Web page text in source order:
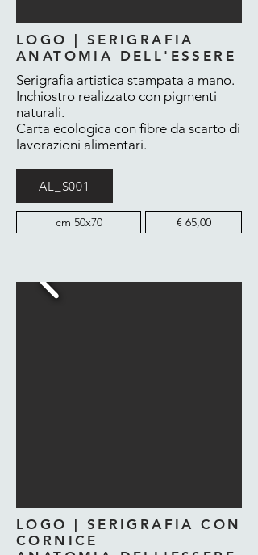
LOGO | SERIGRAFIA
ANATOMIA DELL'ESSERE
Serigrafia artistica stampata a mano.
Inchiostro realizzato con pigmenti
naturali.
Carta ecologica con fibre da scarto di
lavorazioni alimentari.
AL_S001
cm 50x70 € 65,00
LOGO | SERIGRAFIA CON
CORNICE